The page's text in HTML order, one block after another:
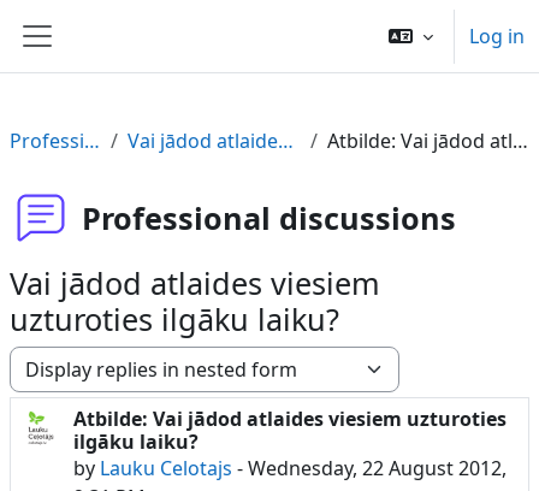
Side panel
Log in
Professional discussions Vai jādod atlaides viesiem uzturoties ilgāku laiku? Atbilde: Vai jādod atlaides viesiem uzturoties ilgāku laiku?
Professional discussions
Vai jādod atlaides viesiem
uzturoties ilgāku laiku?
Display mode
Atbilde: Vai jādod atlaides viesiem uzturoties
ilgāku laiku?
by Lauku Celotajs -Wednesday, 22 August 2012,
Number of replies: 0